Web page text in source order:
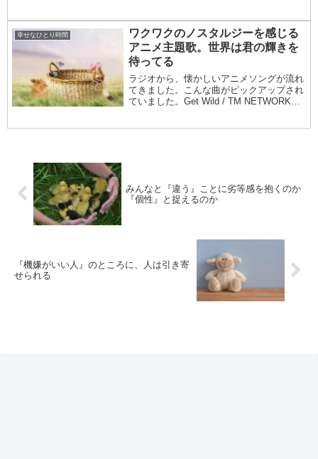
みがえってきます。季語とされている「こ
とば」は、辞書...
幸せなひとり時間
ワクワクのノスタルジーを感じる
アニメ主題歌。世界は君の輝きを
待ってる
ラジオから、懐かしいアニメソングが流れ
てきました。こんな曲がピックアップされ
ていました。Get Wild / TM NETWORKタ
みんなと『違う』ことに劣等感を抱くのか
『個性』と捉えるのか
『機嫌がいい人』のところに、人は引き寄
せられる